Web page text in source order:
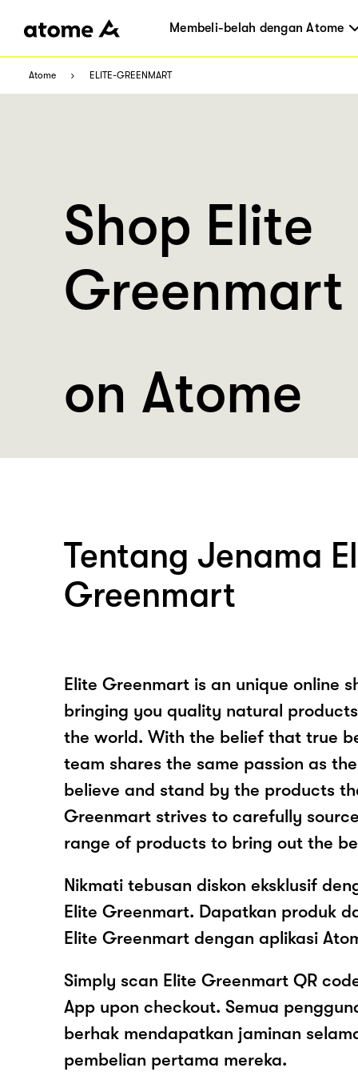
Membeli-belah dengan Atome
Atome ELITE-GREENMART
Shop Elite
Greenmart
on Atome
Tentang Jenama
Greenmart
Elite Greenmart is an unique online
bringing you quality natural
the world. With the belief that true
team shares the same passion as
believe and stand by the products
Greenmart strives to carefully
range of products to bring out the
Nikmati tebusan diskon eksklusif
Elite Greenmart. Dapatkan produk
Elite Greenmart dengan aplikasi
Simply scan Elite Greenmart QR
App upon checkout. Semua
berhak mendapatkan jaminan
pembelian pertama mereka.